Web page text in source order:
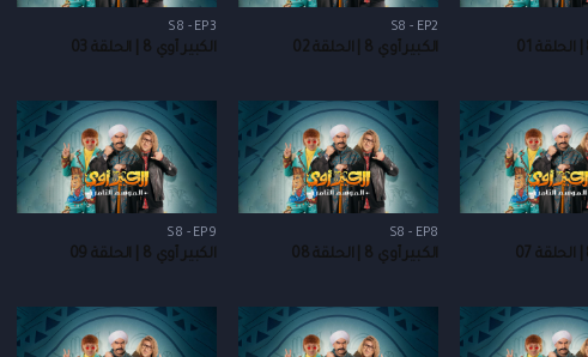
S8 - EP2
الكبير أوي 8 | الحلقة 02
S8 - EP3
الكبير أوي 8 | الحلقة 03
S8 - EP8
الكبير أوي 8 | الحلقة 08
S8 - EP9
الكبير أوي 8 | الحلقة 09